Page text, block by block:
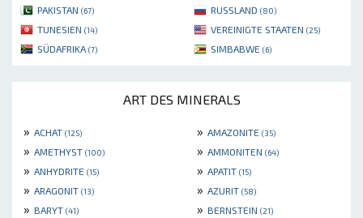
PAKISTAN (67) RUSSLAND (80)
TUNESIEN (14) VEREINIGTE STAATEN (25)
SÜDAFRIKA (7) SIMBABWE (6)
ART DES MINERALS
» ACHAT (125) » AMAZONITE (35)
» AMETHYST (100) » AMMONITEN (64)
» ANHYDRITE (15) » APATIT (15)
» ARAGONIT (13) » AZURIT (58)
» BARYT (41) » BERNSTEIN (21)